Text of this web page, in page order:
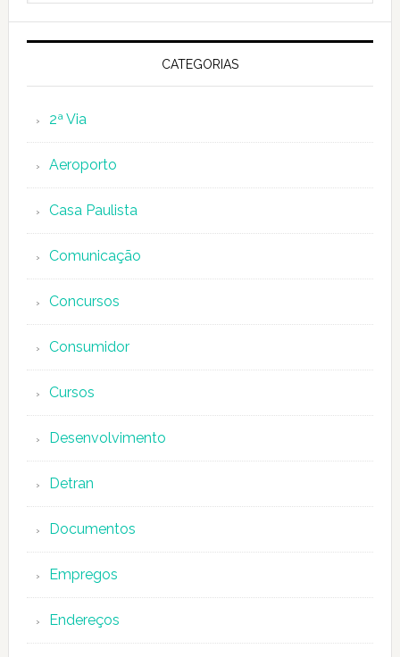
CATEGORIAS
2ª Via
Aeroporto
Casa Paulista
Comunicação
Concursos
Consumidor
Cursos
Desenvolvimento
Detran
Documentos
Empregos
Endereços